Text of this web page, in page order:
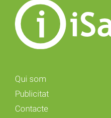
Qui som
Publicitat
Contacte